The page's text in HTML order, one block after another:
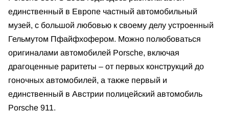
единственный в Европе частный автомобильный
музей, с большой любовью к своему делу устроенный
Гельмутом Пфайфхофером. Можно полюбоваться
оригиналами автомобилей Porsche, включая
драгоценные раритеты – от первых конструкций до
гоночных автомобилей, а также первый и
единственный в Австрии полицейский автомобиль
Porsche 911.